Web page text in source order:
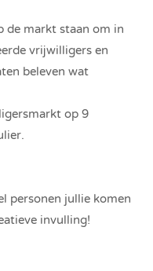
de markt staan om in
vrijwilligers en
beleven wat
op 9
personen jullie komen
invulling!